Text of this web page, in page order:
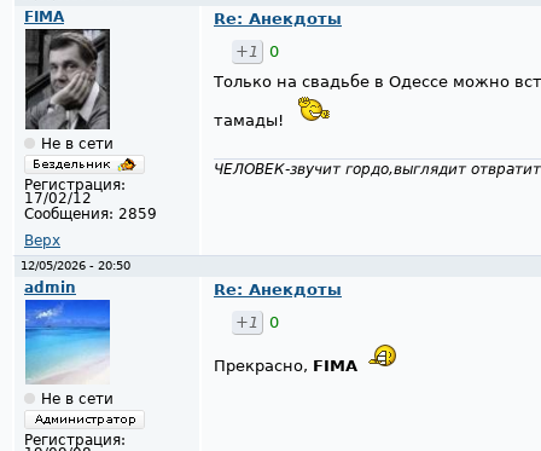
FIMA
Не в сети
Регистрация:
17/02/12
Сообщения: 2859
Верх
Re: Анекдоты
+1
0
Только на свадьбе в Одессе можно
тамады!
ЧЕЛОВЕК-звучит гордо,выглядит
12/05/2026 - 20:50
admin
Не в сети
Регистрация:
Re: Анекдоты
+1
0
Прекрасно, FIMA